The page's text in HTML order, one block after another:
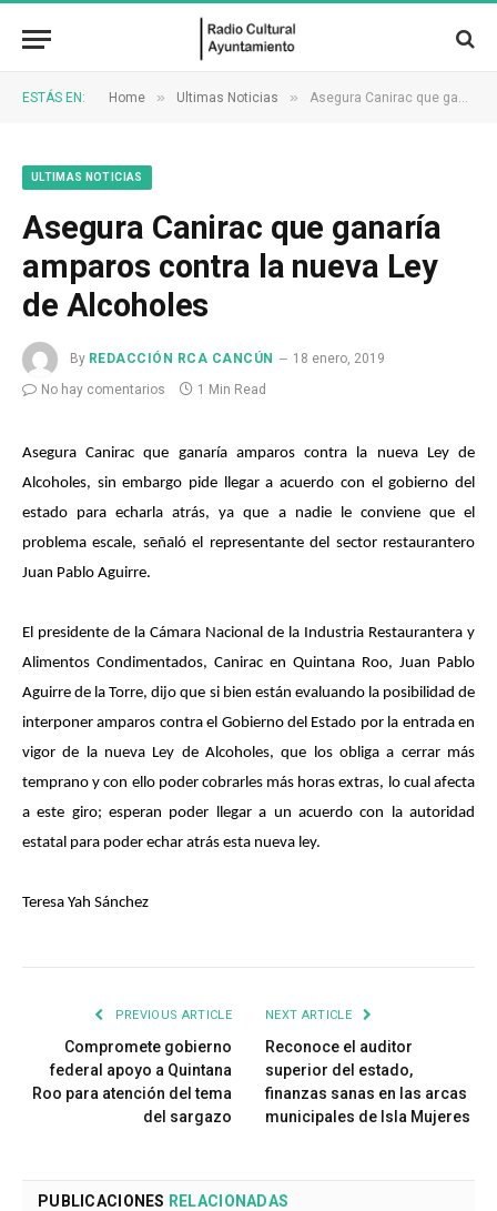
ESTÁS EN: Home » Ultimas Noticias » Asegura Canirac que ganaría amparos contra la nueva Ley de Alcoholes
ULTIMAS NOTICIAS
Asegura Canirac que ganaría
amparos contra la nueva Ley
de Alcoholes
By REDACCIÓN RCA CANCÚN
18 enero, 2019
No hay comentarios
1 Min Read
Asegura Canirac que ganaría amparos contra la nueva Ley de
Alcoholes, sin embargo pide llegar a acuerdo con el gobierno del
estado para echarla atrás, ya que a nadie le conviene que el
problema escale, señaló el representante del sector restaurantero
Juan Pablo Aguirre.
El presidente de la Cámara Nacional de la Industria Restaurantera y
Alimentos Condimentados, Canirac en Quintana Roo, Juan Pablo
Aguirre de la Torre, dijo que si bien están evaluando la posibilidad de
interponer amparos contra el Gobierno del Estado por la entrada en
vigor de la nueva Ley de Alcoholes, que los obliga a cerrar más
temprano y con ello poder cobrarles más horas extras, lo cual afecta
a este giro; esperan poder llegar a un acuerdo con la autoridad
estatal para poder echar atrás esta nueva ley.
Teresa Yah Sánchez
PREVIOUS ARTICLE
Compromete gobierno
federal apoyo a Quintana
Roo para atención del tema
del sargazo
NEXT ARTICLE
Reconoce el auditor
superior del estado,
finanzas sanas en las arcas
municipales de Isla Mujeres
PUBLICACIONES RELACIONADAS